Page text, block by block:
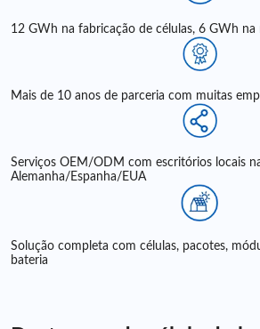
12 GWh na fabricação de células, 6 GWh na
Mais de 10 anos de parceria com muitas
Serviços OEM/ODM com escritórios locais
Alemanha/Espanha/EUA
Solução completa com células, pacotes,
bateria